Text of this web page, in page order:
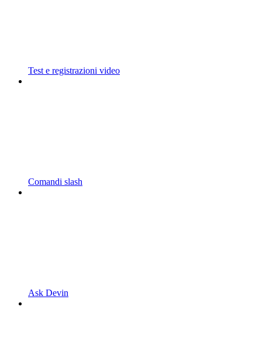
Test e registrazioni video
Comandi slash
Ask Devin